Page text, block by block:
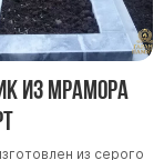
из мрамора
из серого